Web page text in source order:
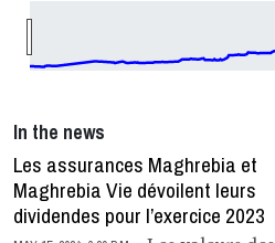
In the news
Les assurances Maghrebia et
Maghrebia Vie dévoilent leurs
dividendes pour l’exercice 2023